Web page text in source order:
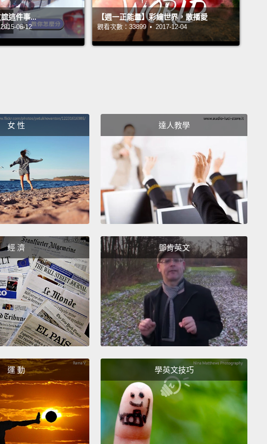
Cornelius, come eat.
Cornelius，來吃飯飯。
lately. Is this food?
我超餓的。喔。等不及了、等不及了、等不及了!看，我表演特
技給你看。我就是這麼餓。快一點、快一點、快一點。等等。
我可以吃這個對吧？這是食物嗎？因為我最近常常搞不清楚意
思。這可以吃嗎？
Not for you, buddy.
不是給你的，小兄弟。
Is this food?
那這是食物嗎？
That's a jacket.
那是外套。
This has gotta be food, right?
那這一定是食物了，對吧？
Corney.
Corney。
Are you sure? So you're sure this is food?
Oh, yeah. This
is really good.
你確定嗎？所以你確定這可以吃齁？喔，沒錯。這超好吃。
這件事...
06-12
【週一正能量】彩繪世界，散播愛
觀看次數：33899 • 2017-12-04
女 性 達人教學
經 濟 鄧肯英文
運 動 學英文技巧